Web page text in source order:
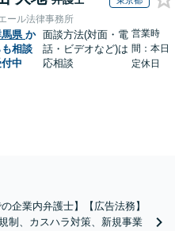
ール法律事務所
県 か
も相談
中
面談方法(対面・電
話・ビデオなど)は
応相談
営業時
間：本日
定休日
企業内弁護士】【広告法務】
制、カスハラ対策、新規事業